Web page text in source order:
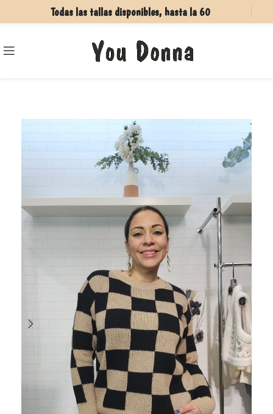
Todas las tallas disponibles, hasta la 60